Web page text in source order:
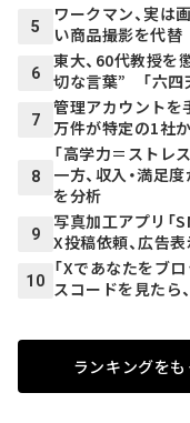
5
ワークマン、実
い商品撮影を代
6
東大、60代教授
切な言葉” 「六四
7
管理アカウントを
万件が特定の1社
8
「高学力＝ストレ
一方、収入・満
を分析
9
写真加工アプリ「
X投稿依頼、広告
10
「Xであなたをブ
スコードを見たら
ランキングを